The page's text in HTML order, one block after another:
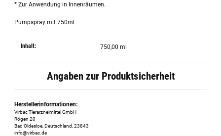
* Zur Anwendung in Innenräumen.
Pumpspray mit 750ml
Inhalt: 750,00 ml
Angaben zur Produktsicherheit
Herstellerinformationen:
Virbac Tierarzneimittel GmbH
Rögen 20
Bad Oldesloe, Deutschland, 23843
info@virbac.de